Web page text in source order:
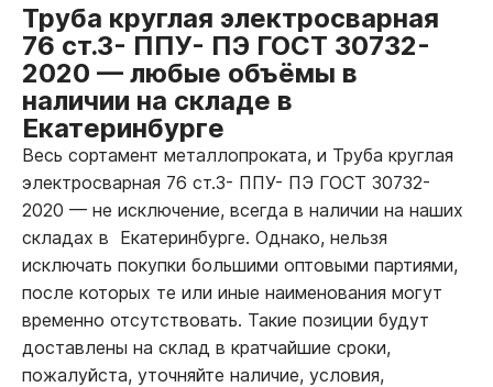
Труба круглая электросварная
76 ст.3- ППУ- ПЭ ГОСТ 30732-
2020 — любые объёмы в
наличии на складе в
Екатеринбурге
Весь сортамент металлопроката, и Труба круглая
электросварная 76 ст.3- ППУ- ПЭ ГОСТ 30732-
2020 — не исключение, всегда в наличии на наших
складах в Екатеринбурге. Однако, нельзя
исключать покупки большими оптовыми партиями,
после которых те или иные наименования могут
временно отсутствовать. Такие позиции будут
доставлены на склад в кратчайшие сроки,
пожалуйста, уточняйте наличие, условия,